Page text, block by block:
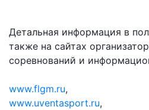
Детальная информация в
также на сайтах
соревнований и
www.flgm.ru,
www.uventasport.ru,